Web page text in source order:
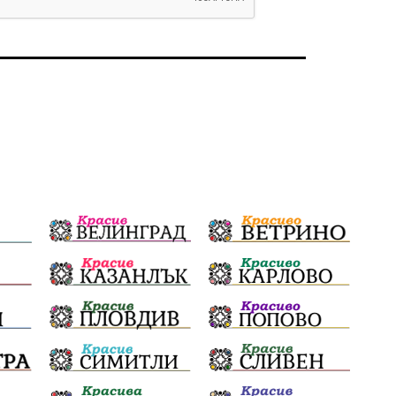
досъдебно производство Добро дело
Благотворителност Апостол Апостолов
домашно насилие фолклор
безопасност ГДБОП Проверки